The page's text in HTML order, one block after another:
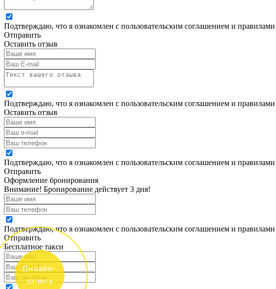
Подтверждаю, что я ознакомлен с пользовательским соглашением и
Отправить
Оставить отзыв
Подтверждаю, что я ознакомлен с пользовательским соглашением и
Оставить отзыв
Подтверждаю, что я ознакомлен с пользовательским соглашением и
Отправить
Оформление бронирования
Внимание! Бронирование действует 3 дня!
Подтверждаю, что я ознакомлен с пользовательским соглашением и
Отправить
Бесплатное такси
Онлайн-
запись